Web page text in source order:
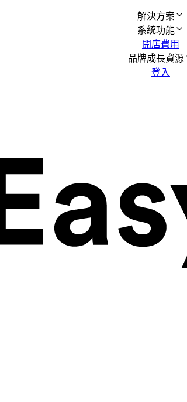
解決方案
系統功能
開店費用
品牌成長資源
登入